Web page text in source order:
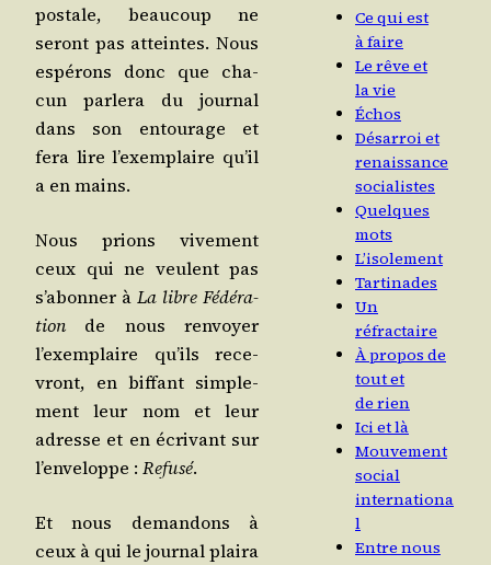
pos­tale, beau­coup ne
seront pas atteintes. Nous
espé­rons donc que cha­
cun par­le­ra du jour­nal
dans son entou­rage et
fera lire l’exem­plaire qu’il
a en mains.
Nous prions vive­ment
ceux qui ne veulent pas
s’a­bon­ner à La libre Fédé­ra­
tion de nous ren­voyer
l’exem­plaire qu’ils rece­
vront, en bif­fant sim­ple­
ment leur nom et leur
adresse et en écri­vant sur
l’en­ve­loppe : Refu­sé.
Et nous deman­dons à
ceux à qui le jour­nal plai­ra
Ce qui est
à faire
Le rêve et
la vie
Échos
Désarroi et
renaissance
socialistes
Quelques
mots
L’isolement
Tartinades
Un
réfractaire
À propos de
tout et
de rien
Ici et là
Mouvement
social
internationa
l
Entre nous